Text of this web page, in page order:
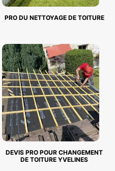
PRO DU NETTOYAGE DE TOITURE
DEVIS PRO POUR CHANGEMENT
DE TOITURE YVELINES